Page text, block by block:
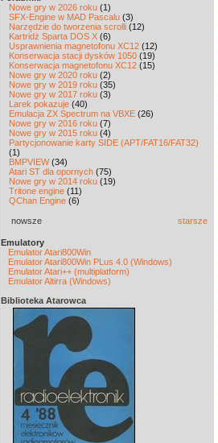
Nowe gry w 2026 roku (1)
SFX-Engine w MAD Pascalu (3)
Narzędzie do tworzenia scrolli (12)
Kartridż Sparta DOS X (6)
Usprawnienia magnetofonu XC12 (12)
Konserwacja stacji dysków 1050 (19)
Konserwacja magnetofonu XC12 (15)
Nowe gry w 2020 roku (2)
Nowe gry w 2019 roku (35)
Nowe gry w 2017 roku (3)
Larek pokazuje (40)
Emulacja ZX Spectrum na VBXE (26)
Nowe gry w 2016 roku (7)
Nowe gry w 2015 roku (4)
Partycjonowanie karty SIDE (APT/FAT16/FAT32)
(1)
BMPVIEW(34)
Atari ST dla opornych (75)
Nowe gry w 2014 roku (19)
Tritone engine (11)
QChan Engine (6)
nowsze starsze
Emulatory
Emulator Atari800Win
Emulator Atari800Win PLus 4.0 (Windows)
Emulator Atari++ (multiplatform)
Emulator Altirra (Windows)
Biblioteka Atarowca